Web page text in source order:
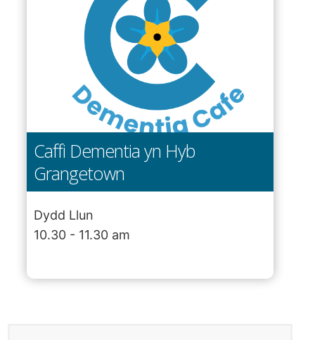
Caffi Dementia yn Hyb
Grangetown
Dydd Llun
10.30 - 11.30 am